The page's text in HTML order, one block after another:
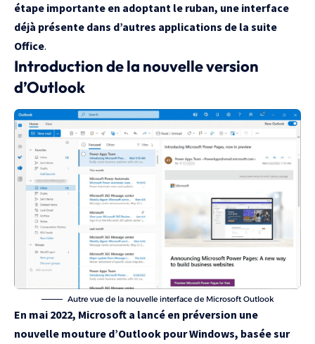
étape importante en adoptant le ruban, une interface
déjà présente dans d’autres applications de la suite
Office.
Introduction de la nouvelle version
d’Outlook
Autre vue de la nouvelle interface de Microsoft Outlook
En mai 2022, Microsoft a lancé en préversion une
nouvelle mouture d’Outlook pour Windows, basée sur